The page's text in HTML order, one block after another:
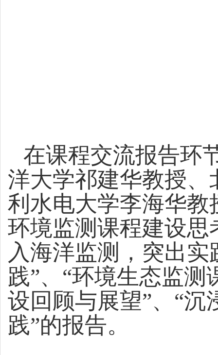
在课程交流报告环
洋大学祁建华教授
利水电大学李海华
环境监测课程建设思
入海洋监测，突出
践”、“环境生态监
设回顾与展望”、“
践”的报告。